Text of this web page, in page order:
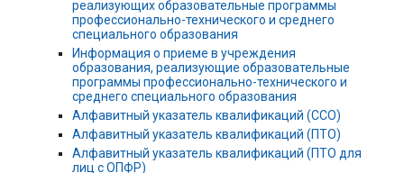
реализующих образовательные программы
профессионально-технического и среднего
специального образования
Информация о приеме в учреждения
образования, реализующие образовательные
программы профессионально-технического и
среднего специального образования
Алфавитный указатель квалификаций (ССО)
Алфавитный указатель квалификаций (ПТО)
Алфавитный указатель квалификаций (ПТО для
лиц с ОПФР)